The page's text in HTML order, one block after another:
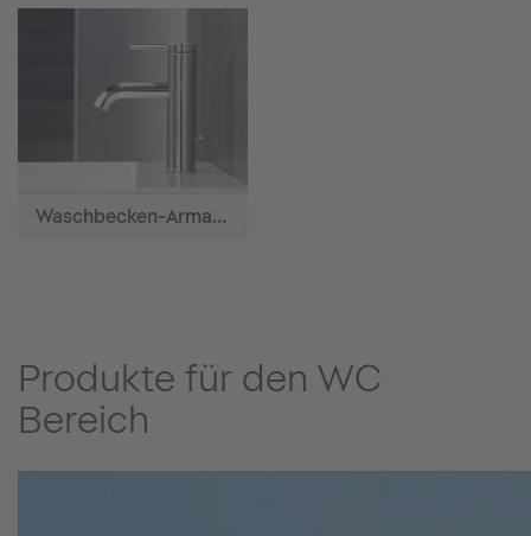
Waschbecken-Armaturen
Produkte für den WC
Bereich